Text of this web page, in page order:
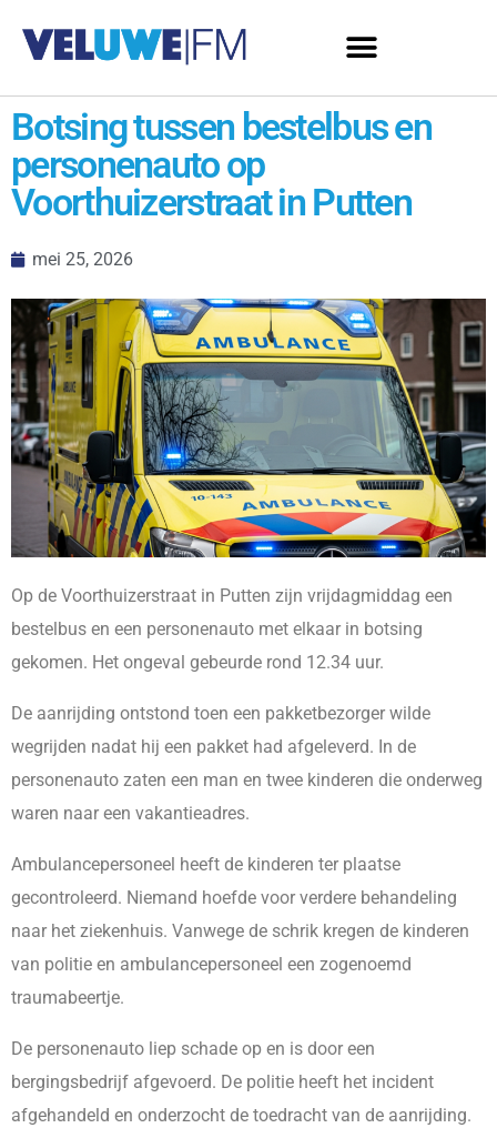
Botsing tussen bestelbus en
personenauto op
Voorthuizerstraat in Putten
mei 25, 2026
Op de Voorthuizerstraat in Putten zijn vrijdagmiddag een
bestelbus en een personenauto met elkaar in botsing
gekomen. Het ongeval gebeurde rond 12.34 uur.
De aanrijding ontstond toen een pakketbezorger wilde
wegrijden nadat hij een pakket had afgeleverd. In de
personenauto zaten een man en twee kinderen die onderweg
waren naar een vakantieadres.
Ambulancepersoneel heeft de kinderen ter plaatse
gecontroleerd. Niemand hoefde voor verdere behandeling
naar het ziekenhuis. Vanwege de schrik kregen de kinderen
van politie en ambulancepersoneel een zogenoemd
traumabeertje.
De personenauto liep schade op en is door een
bergingsbedrijf afgevoerd. De politie heeft het incident
afgehandeld en onderzocht de toedracht van de aanrijding.